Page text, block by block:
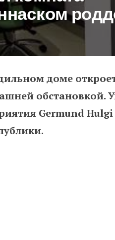
откроется в
доме
обстановкой.
Germund Hulgi